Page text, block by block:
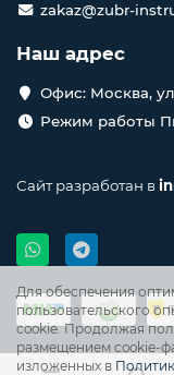
Для обеспечения
пользовательского
cookie. Продолжая
размещением cookie-
изложенных в
zakaz@zubr-
Наш адрес
Офис: Москва,
Режим работы
Сайт разработан в